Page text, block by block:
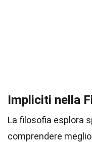
Impliciti nella
La filosofia esplora
comprendere